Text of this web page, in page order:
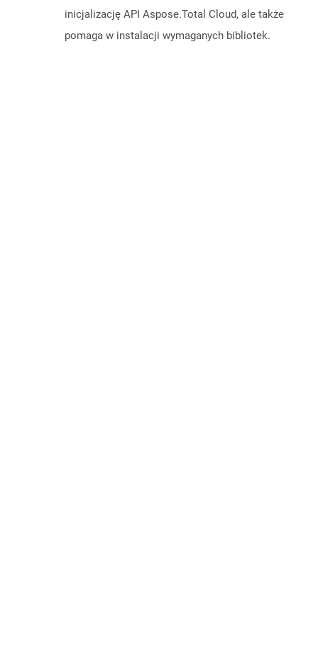
inicjalizację API Aspose.Total Cloud, ale także
pomaga w instalacji wymaganych bibliotek.